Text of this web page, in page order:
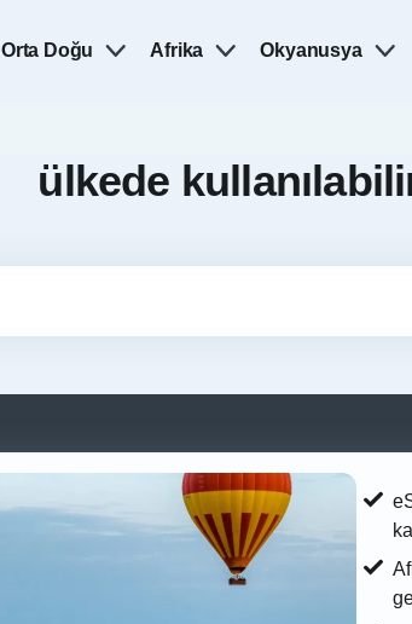
Orta Doğu Afrika Okyanusya
ülkede